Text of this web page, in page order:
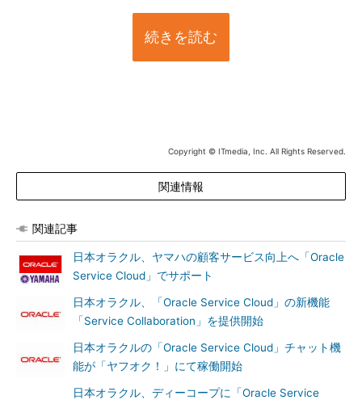
続きを読む
Copyright © ITmedia, Inc. All Rights Reserved.
関連情報
関連記事
日本オラクル、ヤマハの顧客サービス向上へ「Oracle
Service Cloud」でサポート
日本オラクル、「Oracle Service Cloud」の新機能
「Service Collaboration」を提供開始
日本オラクルの「Oracle Service Cloud」チャット機
能が「ヤフオク！」にて稼働開始
日本オラクル、ディーコープに「Oracle Service